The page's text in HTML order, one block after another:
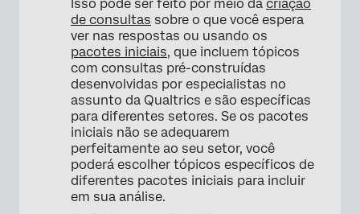
Isso pode ser feito por meio da criação
de consultas sobre o que você espera
ver nas respostas ou usando os
pacotes iniciais, que incluem tópicos
com consultas pré-construídas
desenvolvidas por especialistas no
assunto da Qualtrics e são específicas
para diferentes setores. Se os pacotes
iniciais não se adequarem
perfeitamente ao seu setor, você
poderá escolher tópicos específicos de
diferentes pacotes iniciais para incluir
em sua análise.